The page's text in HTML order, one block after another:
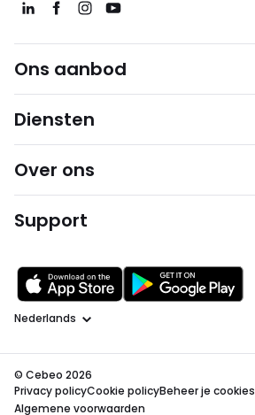
Ons aanbod
Diensten
Over ons
Support
Taal
© Cebeo 2026
Privacy policyCookie policyBeheer je cookies
Algemene voorwaarden